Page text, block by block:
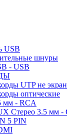
USB
шнуры
- USB
UTP не
оптические
- RCA
3.5 мм -
5 PIN